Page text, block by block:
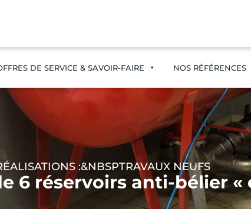
DE SERVICE & SAVOIR-FAIRE NOS RÉFÉRENCES
:&NBSPTRAVAUX NEUFS
6 réservoirs anti-bélier «